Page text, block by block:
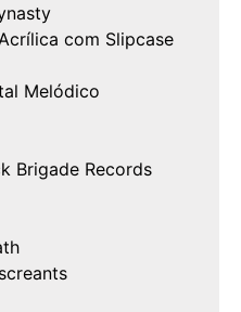
com Slipcase
Melódico
Brigade Records